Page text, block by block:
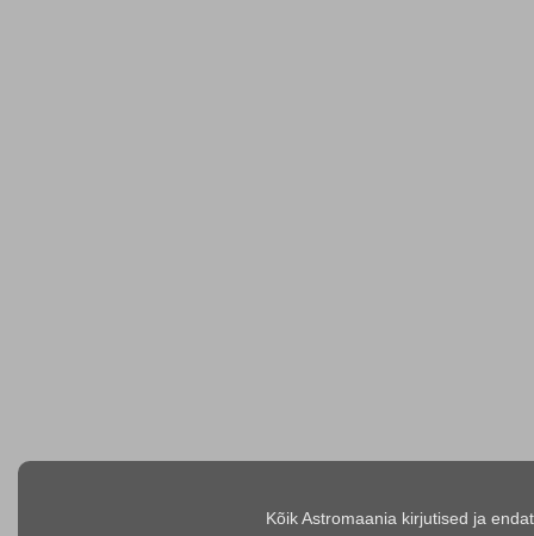
Kõik Astromaania kirjutised ja